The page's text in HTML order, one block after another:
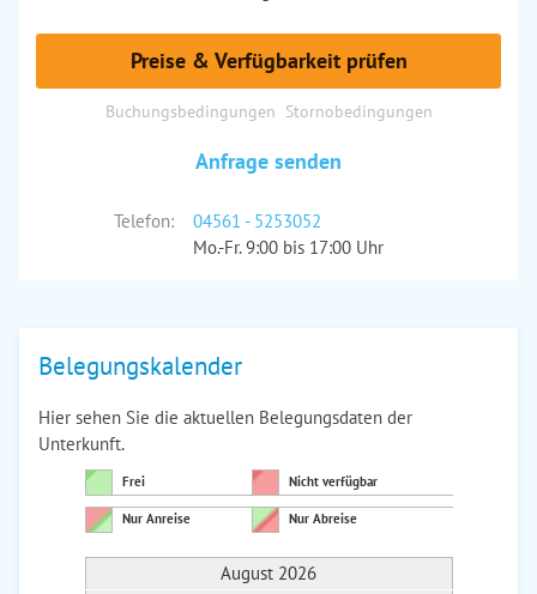
Preise & Verfügbarkeit prüfen
Buchungsbedingungen Stornobedingungen
Anfrage senden
Telefon:
04561 - 5253052
Mo.-Fr. 9:00 bis 17:00 Uhr
Belegungskalender
Hier sehen Sie die aktuellen Belegungsdaten der
Unterkunft.
Frei Nicht verfügbar
Nur Anreise Nur Abreise
August 2026